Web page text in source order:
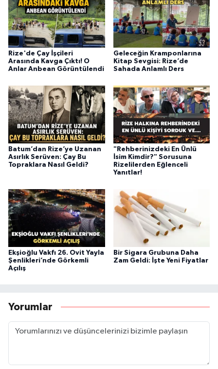
Rize'de Çay İşçileri
Arasında Kavga Çıktı! O
Anlar Anbean Görüntülendi
Geleceğin Kramponlarına
Kitap Sevgisi: Rize’de
Sahada Anlamlı Ders
Batum’dan Rize’ye Uzanan
Asırlık Serüven: Çay Bu
Topraklara Nasıl Geldi?
"Rehberinizdeki En Ünlü
İsim Kimdir?" Sorusuna
Rizelilerden Eğlenceli
Yanıtlar!
Ekşioğlu Vakfı 26. Ovit Yayla
Şenlikleri’nde Görkemli
Açılış
Bir Sigara Grubuna Daha
Zam Geldi: İşte Yeni Fiyatlar
Yorumlar